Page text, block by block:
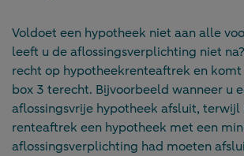
Voldoet een hypotheek niet aan alle
leeft u de aflossingsverplichting niet
recht op hypotheekrenteaftrek en
box 3 terecht. Bijvoorbeeld wanneer u
aflossingsvrije hypotheek afsluit, terwijl
renteaftrek een hypotheek met een
aflossingsverplichting had moeten